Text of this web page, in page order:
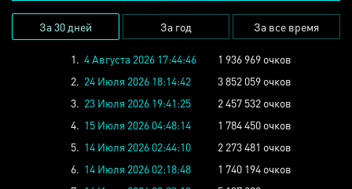
За 30 дней За год За все время
1. 4 Августа 2026 17:44:46
1 936 969 очков
2. 24 Июля 2026 18:14:42
3 852 059 очков
3. 23 Июля 2026 19:41:25
2 457 532 очков
4. 15 Июля 2026 04:48:14
1 784 450 очков
5. 14 Июля 2026 02:44:10
2 273 481 очков
6. 14 Июля 2026 02:18:48
1 740 194 очков